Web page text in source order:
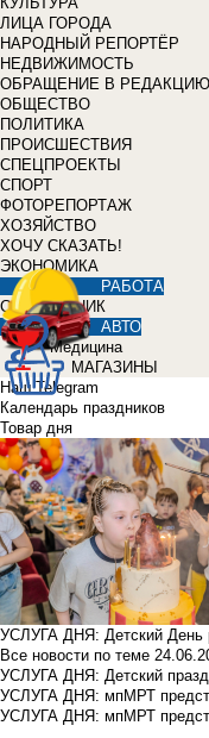
ЛИЦА ГОРОДА
НАРОДНЫЙ РЕПОРТЁР
НЕДВИЖИМОСТЬ
ОБРАЩЕНИЕ В РЕДАКЦИЮ
ОБЩЕСТВО
ПОЛИТИКА
ПРОИСШЕСТВИЯ
СПЕЦПРОЕКТЫ
СПОРТ
ФОТОРЕПОРТАЖ
ХОЗЯЙСТВО
ХОЧУ СКАЗАТЬ!
ЭКОНОМИКА
РАБОТА
СПРАВОЧНИК
АВТО
Медицина
МАГАЗИНЫ
Наш Telegram
Календарь праздников
Товар дня
УСЛУГА ДНЯ: Детский День
Все новости по теме
УСЛУГА ДНЯ: Детский
УСЛУГА ДНЯ: мпМРТ
УСЛУГА ДНЯ: мпМРТ